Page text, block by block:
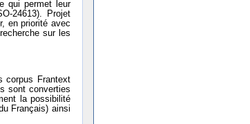
qui permet leur
24613). Projet
en priorité avec
sur les
corpus Frantext
sont converties
la possibilité
Français) ainsi